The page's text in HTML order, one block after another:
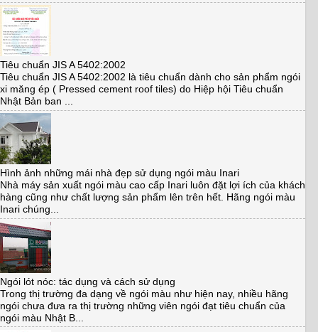
Tiêu chuẩn JIS A 5402:2002
Tiêu chuẩn JIS A 5402:2002 là tiêu chuẩn dành cho sản phẩm ngói
xi măng ép ( Pressed cement roof tiles) do Hiệp hội Tiêu chuẩn
Nhật Bản ban ...
Hình ảnh những mái nhà đẹp sử dụng ngói màu Inari
Nhà máy sản xuất ngói màu cao cấp Inari luôn đặt lợi ích của khách
hàng cũng như chất lượng sản phẩm lên trên hết. Hãng ngói màu
Inari chúng...
Ngói lót nóc: tác dụng và cách sử dụng
Trong thị trường đa dạng về ngói màu như hiện nay, nhiều hãng
ngói chưa đưa ra thị trường những viên ngói đạt tiêu chuẩn của
ngói màu Nhật B...